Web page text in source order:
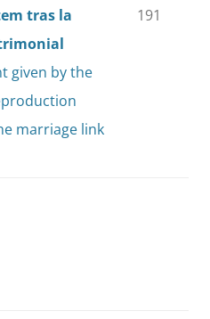
tras la
given by the
marriage link
191